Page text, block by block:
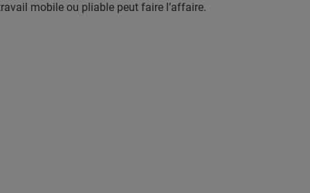
mobile ou pliable peut faire l’affaire.